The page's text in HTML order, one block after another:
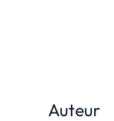
Auteur